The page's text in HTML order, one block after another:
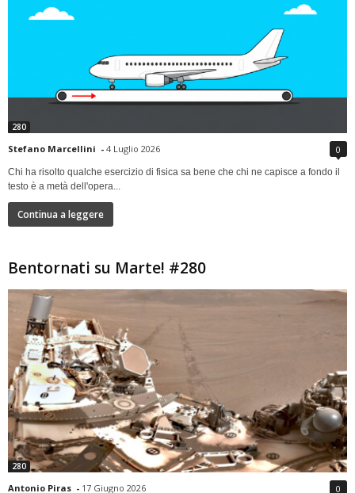
280
Stefano Marcellini - 4 Luglio 2026 0
Chi ha risolto qualche esercizio di fisica sa bene che chi ne capisce a fondo il
testo è a metà dell'opera...
Continua a leggere
Bentornati su Marte! #280
280
Antonio Piras - 17 Giugno 2026 0